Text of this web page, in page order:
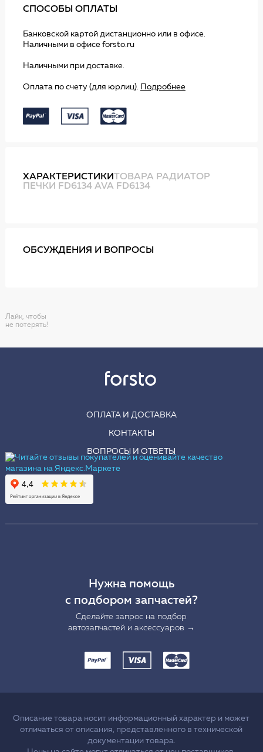
СПОСОБЫ ОПЛАТЫ
Банковской картой дистанционно или в офисе.
Наличными в офисе forsto.ru
Наличными при доставке.
Оплата по счету (для юрлиц). Подробнее
ХАРАКТЕРИСТИКИТОВАРА РАДИАТОР
ПЕЧКИ FD6134 AVA FD6134
ОБСУЖДЕНИЯ И ВОПРОСЫ
Лайк, чтобы
не потерять!
ОПЛАТА И ДОСТАВКА
КОНТАКТЫ
ВОПРОСЫ И ОТВЕТЫ
Нужна помощь
с подбором запчастей?
Сделайте запрос на подбор
автозапчастей и аксессуаров →
Описание товара носит информационный характер и может
отличаться от описания, представленного в технической
документации товара.